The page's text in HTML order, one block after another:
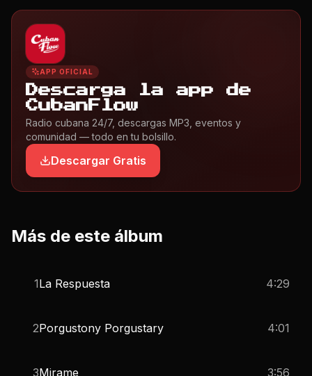
APP OFICIAL
Descarga la app de
CubanFlow
Radio cubana 24/7, descargas MP3, eventos y
comunidad — todo en tu bolsillo.
Descargar Gratis
Más de este álbum
1La Respuesta 4:29
2Porgustony Porgustary 4:01
3Mirame 3:56